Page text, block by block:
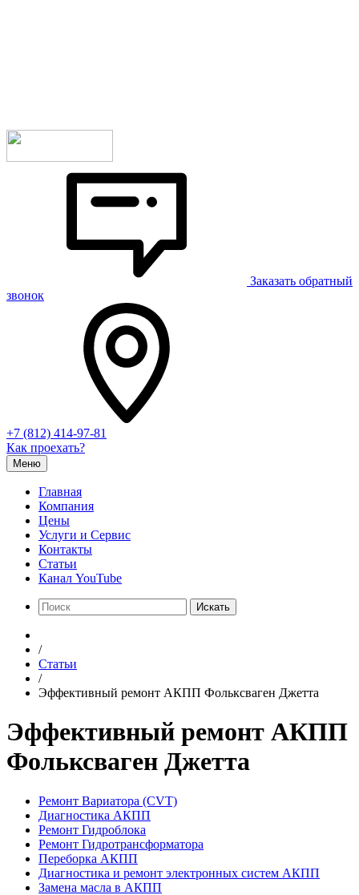
Заказать обратный
звонок
+7 (812) 414-97-81
Как проехать?
Меню
Главная
Компания
Цены
Услуги и Сервис
Контакты
Статьи
Канал YouTube
Искать
/
Статьи
/
Эффективный ремонт АКПП Фольксваген Джетта
Эффективный ремонт АКПП
Фольксваген Джетта
Ремонт Вариатора (CVT)
Диагностика АКПП
Ремонт Гидроблока
Ремонт Гидротрансформатора
Переборка АКПП
Диагностика и ремонт электронных систем АКПП
Замена масла в АКПП